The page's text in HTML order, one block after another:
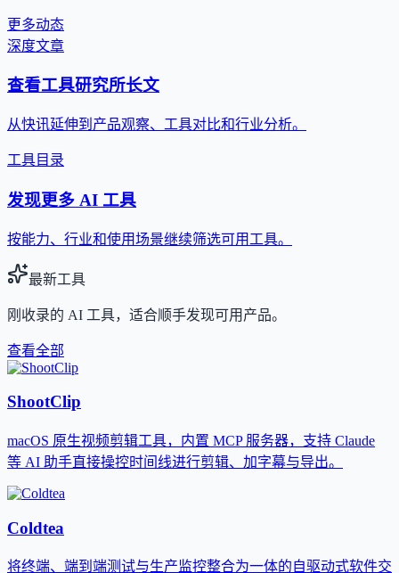
更多动态
深度文章
查看工具研究所长文
从快讯延伸到产品观察、工具对比和行业分析。
工具目录
发现更多 AI 工具
按能力、行业和使用场景继续筛选可用工具。
最新工具
刚收录的 AI 工具，适合顺手发现可用产品。
查看全部
ShootClip
macOS 原生视频剪辑工具，内置 MCP 服务器，支持 Claude
等 AI 助手直接操控时间线进行剪辑、加字幕与导出。
Coldtea
将终端、端到端测试与生产监控整合为一体的自驱动式软件交